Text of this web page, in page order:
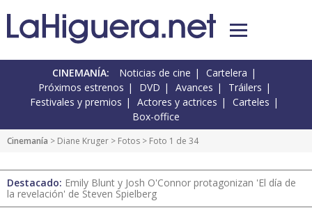
CINEMANÍA: Noticias de cine
Cartelera
Próximos estrenos
DVD Avances
Tráilers
Festivales y premios
Actores y actrices
Carteles
Box-office
Cinemanía > Diane Kruger > Fotos > Foto 1 de 34
Destacado: Emily Blunt y Josh O'Connor protagonizan 'El día de
la revelación' de Steven Spielberg